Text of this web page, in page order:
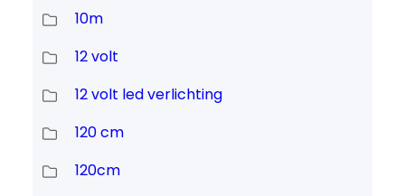
10m
12 volt
12 volt led verlichting
120 cm
120cm